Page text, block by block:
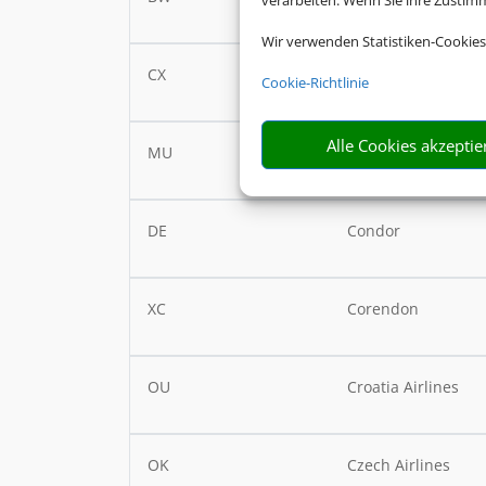
Wir verwenden Statistiken-
Cookie-Richtlinie
Alle Cookies
CX Cathay Pacific
MU China Eastern
DE Condor
XC Corendon
OU Croatia Airlines
OK Czech Airlines